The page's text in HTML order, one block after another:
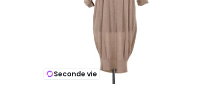
Seconde vie